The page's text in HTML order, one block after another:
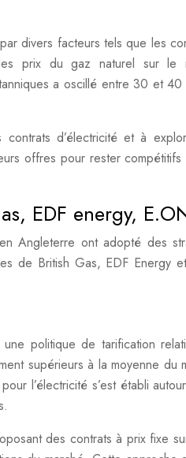
divers facteurs tels que les
prix du gaz naturel sur le
a oscillé entre 30 et
d’électricité et à
offres pour rester compétitifs
EDF energy,
Angleterre ont adopté des
de British Gas, EDF Energy
politique de tarification
supérieurs à la moyenne du
l’électricité s’est établi
des contrats à prix fixe